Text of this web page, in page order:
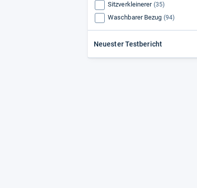
Sitzverkleinerer (35)
Waschbarer Bezug (94)
Neuester Testbericht